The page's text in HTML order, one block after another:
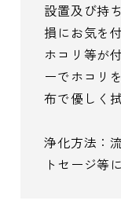
設置及び持
損にお気を
ホコリ等が
ーでホコリ
布で優しく
浄化方法：
トセージ等